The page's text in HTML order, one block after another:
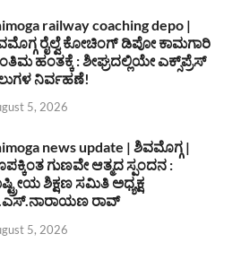
railway coaching depo |
ರೈಲ್ವೆ ಕೋಚಿಂಗ್ ಡಿಪೋ ಕಾಮಗಾರಿ
ಹಂತಕ್ಕೆ : ಶೀಘ್ರದಲ್ಲಿಯೇ ಎಕ್ಸ್‌ಪ್ರೆಸ್
ನಿರ್ವಹಣೆ!
5, 2026
news update | ಶಿವಮೊಗ್ಗ |
ಗುಣವೇ ಆತ್ಮದ ಸ್ಪಂದನ :
ಶಿಕ್ಷಣ ಸಮಿತಿ ಅಧ್ಯಕ್ಷ
ರಾವ್
5, 2026